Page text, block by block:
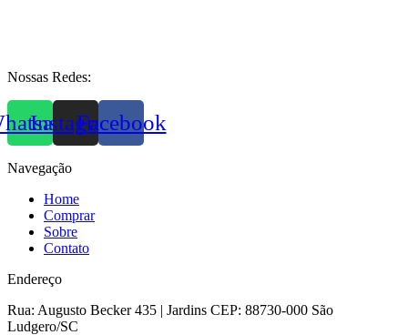
Nossas Redes:
InstagramFacebook
Navegação
Home
Comprar
Sobre
Contato
Endereço
Rua: Augusto Becker 435 | Jardins CEP: 88730-000 São
Ludgero/SC